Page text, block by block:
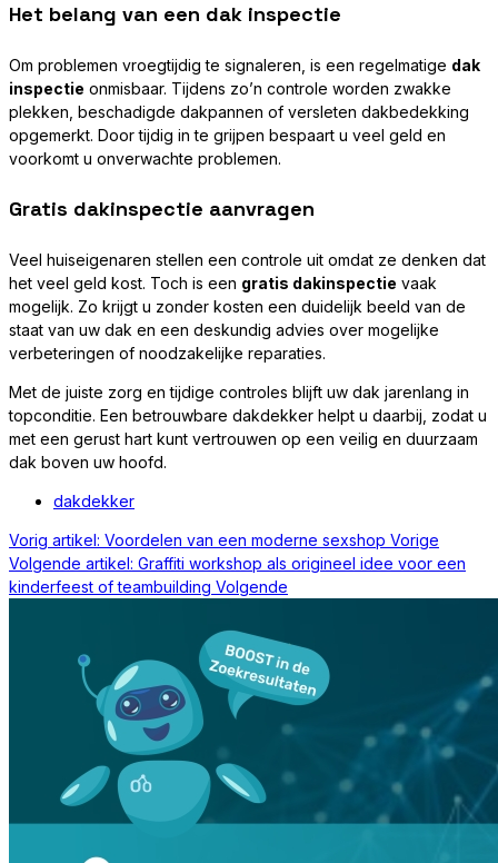
Het belang van een dak inspectie
Om problemen vroegtijdig te signaleren, is een regelmatige dak
inspectie onmisbaar. Tijdens zo’n controle worden zwakke
plekken, beschadigde dakpannen of versleten dakbedekking
opgemerkt. Door tijdig in te grijpen bespaart u veel geld en
voorkomt u onverwachte problemen.
Gratis dakinspectie aanvragen
Veel huiseigenaren stellen een controle uit omdat ze denken dat
het veel geld kost. Toch is een gratis dakinspectie vaak
mogelijk. Zo krijgt u zonder kosten een duidelijk beeld van de
staat van uw dak en een deskundig advies over mogelijke
verbeteringen of noodzakelijke reparaties.
Met de juiste zorg en tijdige controles blijft uw dak jarenlang in
topconditie. Een betrouwbare dakdekker helpt u daarbij, zodat u
met een gerust hart kunt vertrouwen op een veilig en duurzaam
dak boven uw hoofd.
dakdekker
Vorig artikel: Voordelen van een moderne sexshop Vorige
Volgende artikel: Graffiti workshop als origineel idee voor een
kinderfeest of teambuilding Volgende